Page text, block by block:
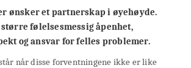
ønsker et partnerskap i øyehøyde.
følelsesmessig åpenhet,
og ansvar for felles problemer.
når disse forventningene ikke er like